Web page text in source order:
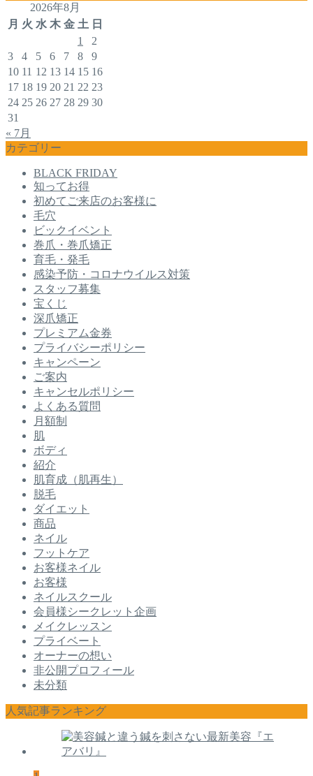
2026年8月
月 火 水 木 金 土 日
1
2
3
4 5 6 7 8
9
10 11 12 13 14 15 16
17 18 19 20 21 22 23
24 25 26 27 28 29 30
31
« 7月
カテゴリー
BLACK FRIDAY
知ってお得
初めてご来店のお客様に
毛穴
ビックイベント
巻爪・巻爪矯正
育毛・発毛
感染予防・コロナウイルス対策
スタッフ募集
宝くじ
深爪矯正
プレミアム金券
プライバシーポリシー
キャンペーン
ご案内
キャンセルポリシー
よくある質問
月額制
肌
ボディ
紹介
肌育成（肌再生）
脱毛
ダイエット
商品
ネイル
フットケア
お客様ネイル
お客様
ネイルスクール
会員様シークレット企画
メイクレッスン
プライベート
オーナーの想い
非公開プロフィール
未分類
人気記事ランキング